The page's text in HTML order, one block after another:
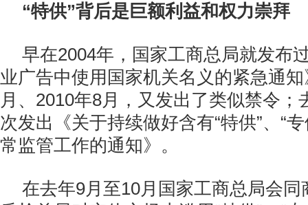
“特供”背后是巨额利益和权力崇拜
早在2004年，国家工商总局就发布
业广告中使用国家机关名义的紧急通
月、2010年8月，又发出了类似禁令；
次发出《关于持续做好含有“特供”、“
常监管工作的通知》。
在去年9月至10月国家工商总局会